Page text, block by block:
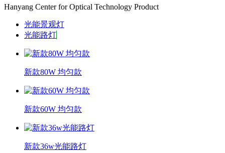
Hanyang Center for Optical Technology Product
光能景观灯
光能路灯
新款80W 均匀款
新款60W 均匀款
新款36w光能路灯